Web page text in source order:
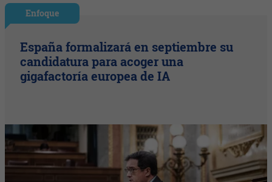
Enfoque
España formalizará en septiembre su
candidatura para acoger una
gigafactoría europea de IA